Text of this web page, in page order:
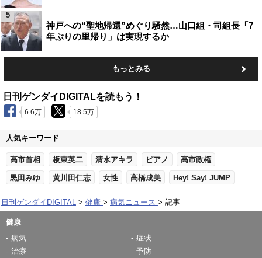
神戸への“聖地帰還”めぐり騒然…山口組・司組長「7
年ぶりの里帰り」は実現するか
5
もっとみる
日刊ゲンダイDIGITALを読もう！
6.6万 18.5万
人気キーワード
高市首相 板東英二 清水アキラ ピアノ 高市政権
黒田みゆ 黄川田仁志 女性 高橋成美 Hey! Say! JUMP
日刊ゲンダイDIGITAL 健康 病気ニュース 記事
健康
病気
症状
治療
予防